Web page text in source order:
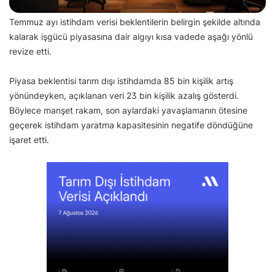
Temmuz ayı istihdam verisi beklentilerin belirgin şekilde altında
kalarak işgücü piyasasına dair algıyı kısa vadede aşağı yönlü
revize etti.
Piyasa beklentisi tarım dışı istihdamda 85 bin kişilik artış
yönündeyken, açıklanan veri 23 bin kişilik azalış gösterdi.
Böylece manşet rakam, son aylardaki yavaşlamanın ötesine
geçerek istihdam yaratma kapasitesinin negatife döndüğüne
işaret etti.